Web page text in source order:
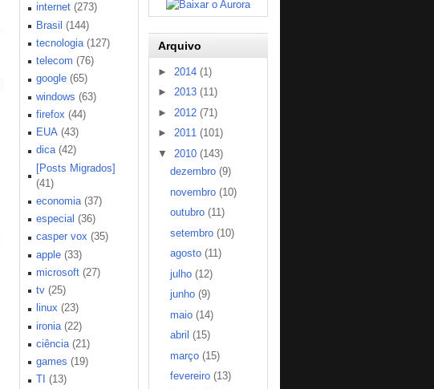
internet (273)
Brasil (144)
tecnologia (127)
telecom (76)
google (65)
windows (63)
firefox (44)
EUA (43)
dica (42)
[Posts Migrados]
(41)
economia (37)
especial (36)
casper vox (35)
apple (33)
microsoft (27)
tv (25)
linux (23)
ironia (22)
ciência (21)
games (19)
TI (13)
Arquivo
► 2014(1)
►2013(11)
► 2012(71)
►2011(101)
▼
2010(143)
dezembro (9)
novembro (10)
outubro (11)
setembro (10)
agosto (11)
julho (12)
junho (9)
maio (14)
abril (15)
março (15)
fevereiro (13)